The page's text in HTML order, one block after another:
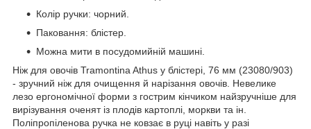
Колір ручки: чорний.
Паковання: блістер.
Можна мити в посудомийній машині.
Ніж для овочів Tramontina Athus у блістері, 76 мм (23080/903)
- зручний ніж для очищення й нарізання овочів. Невелике
лезо ергономічної форми з гострим кінчиком найзручніше для
вирізування оченят із плодів картоплі, моркви та ін.
Поліпропіленова ручка не ковзає в руці навіть у разі